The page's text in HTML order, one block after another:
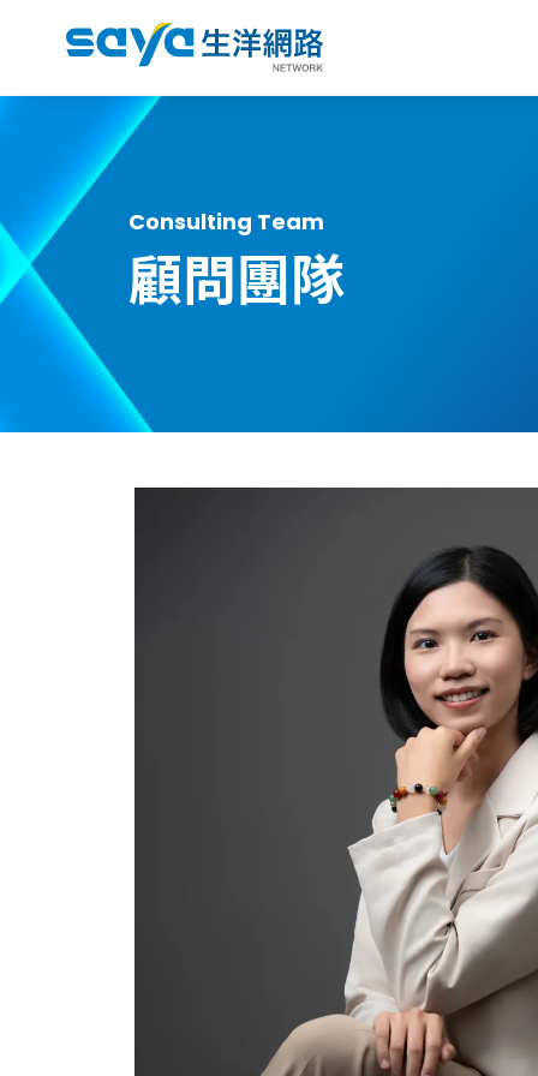
Consulting Team
顧問團隊